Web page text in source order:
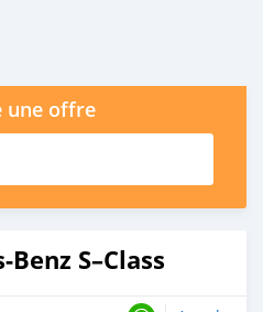
une offre
S–Class